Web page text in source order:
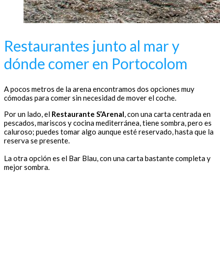
Restaurantes junto al mar y
dónde comer en Portocolom
A pocos metros de la arena encontramos dos opciones muy
cómodas para comer sin necesidad de mover el coche.
Por un lado, el Restaurante S’Arenal, con una carta centrada en
pescados, mariscos y cocina mediterránea, tiene sombra, pero es
caluroso; puedes tomar algo aunque esté reservado, hasta que la
reserva se presente.
La otra opción es el Bar Blau, con una carta bastante completa y
mejor sombra.